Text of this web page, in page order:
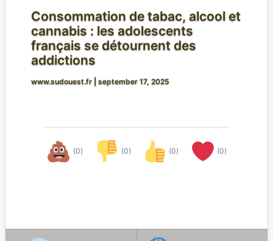
Consommation de tabac, alcool et
cannabis : les adolescents
français se détournent des
addictions
www.sudouest.fr september 17, 2025
(0) (0) (0) (0)